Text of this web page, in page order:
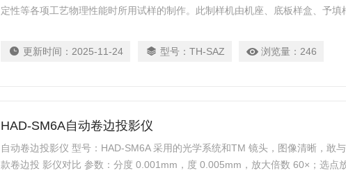
定性等各项工艺物理性能时所用试样的制作。此制样机由机座、底板样盒、予填
更新时间： 2025-11-24 型号： TH-SAZ 浏览量： 246
HAD-SM6A自动卷边投影仪
自动卷边投影仪 型号：HAD-SM6A 采用的光学系统和TM 镜头，图像清晰，敢
款卷边投 影仪对比 参数：分度 0.001mm，度 0.005mm，放大倍数 60×；选点